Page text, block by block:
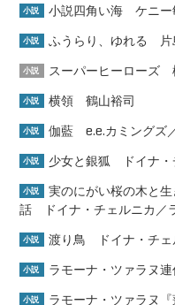
小説 小説四角い海 ケニー
小説 ふうらり、ゆれる 片
小説 スーパーヒーローズ
小説 横領 鶴山裕司
小説 伽藍 e.e.カミングズ
小説 少女と銀狐 ドイナ・
小説
実のにがい桜の木と
話 ドイナ・チェルニカ／
小説 渡り鳥 ドイナ・チェ
小説 ラモーナ・ツァラヌ
小説 ラモーナ・ツァラヌ『